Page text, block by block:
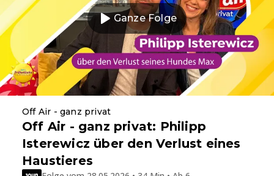
Ganze Folge
Off Air - ganz privat
Off Air - ganz privat: Philipp
Isterewicz über den Verlust eines
Haustieres